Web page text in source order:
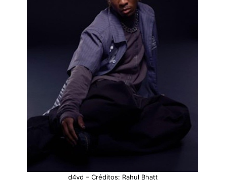
d4vd – Créditos: Rahul Bhatt